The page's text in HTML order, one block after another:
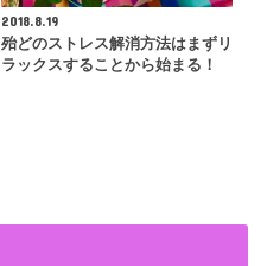
2018.8.19
殆どのストレス解消方法はまずリ
ラックスすることから始まる！